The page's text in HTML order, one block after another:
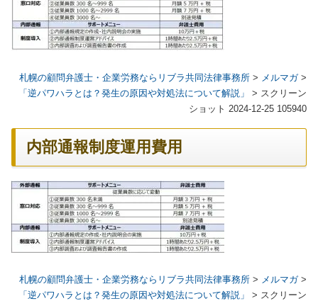
札幌の顧問弁護士・企業労務ならリブラ共同法律事務所 > メルマガ>
「逆パワハラとは？発生の原因や対処法について解説」
> スクリーン
ショット 2024-12-25 105940
内部通報制度運用費用
札幌の顧問弁護士・企業労務ならリブラ共同法律事務所 > メルマガ>
「逆パワハラとは？発生の原因や対処法について解説」
> スクリーン